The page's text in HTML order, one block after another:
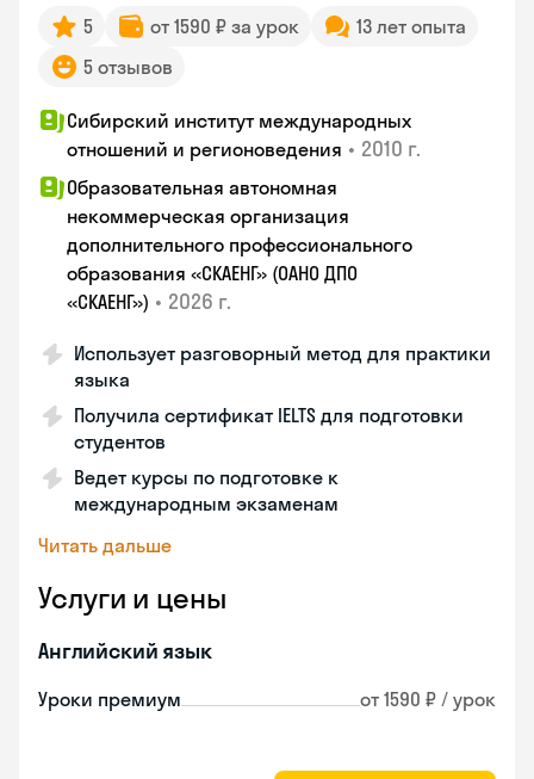
5 от 1590 ₽ за урок
13 лет опыта
5 отзывов
Сибирский институт международных
отношений и регионоведения • 2010 г.
Образовательная автономная
некоммерческая организация
дополнительного профессионального
образования «СКАЕНГ» (ОАНО ДПО
«СКАЕНГ») • 2026 г.
Использует разговорный метод для практики
языка
Получила сертификат IELTS для подготовки
студентов
Ведет курсы по подготовке к
международным экзаменам
Читать дальше
Услуги и цены
Английский язык
Уроки премиум от 1590 ₽ / урок